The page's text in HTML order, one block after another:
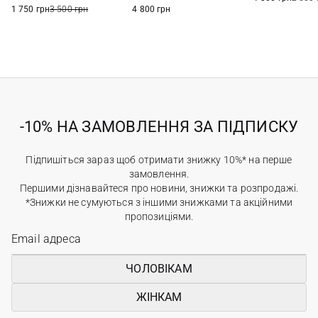
1 750 грн3 500 грн
4 800 грн
-10% НА ЗАМОВЛЕННЯ ЗА ПІДПИСКУ
Підпишіться зараз щоб отримати знижку 10%* на перше
замовлення.
Першими дізнавайтеся про новини, знижки та розпродажі.
*Знижки не сумуються з іншими знижками та акційними
пропозиціями.
ЧОЛОВІКАМ
ЖІНКАМ